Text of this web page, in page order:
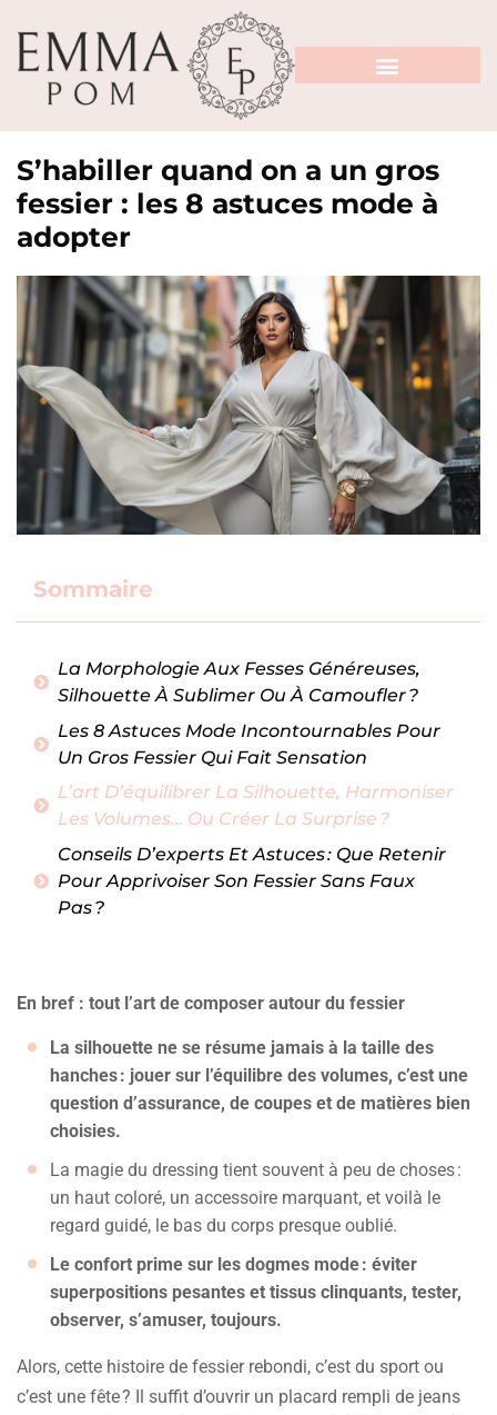
S’habiller quand on a un gros
fessier : les 8 astuces mode à
adopter
Sommaire
La Morphologie Aux Fesses Généreuses,
Silhouette À Sublimer Ou À Camoufler ?
Les 8 Astuces Mode Incontournables Pour
Un Gros Fessier Qui Fait Sensation
L’art D’équilibrer La Silhouette, Harmoniser
Les Volumes… Ou Créer La Surprise ?
Conseils D’experts Et Astuces : Que Retenir
Pour Apprivoiser Son Fessier Sans Faux
Pas ?
En bref : tout l’art de composer autour du fessier
La silhouette ne se résume jamais à la taille des
hanches : jouer sur l’équilibre des volumes, c’est une
question d’assurance, de coupes et de matières bien
choisies.
La magie du dressing tient souvent à peu de choses :
un haut coloré, un accessoire marquant, et voilà le
regard guidé, le bas du corps presque oublié.
Le confort prime sur les dogmes mode : éviter
superpositions pesantes et tissus clinquants, tester,
observer, s’amuser, toujours.
Alors, cette histoire de fessier rebondi, c’est du sport ou
c’est une fête ? Il suffit d’ouvrir un placard rempli de jeans